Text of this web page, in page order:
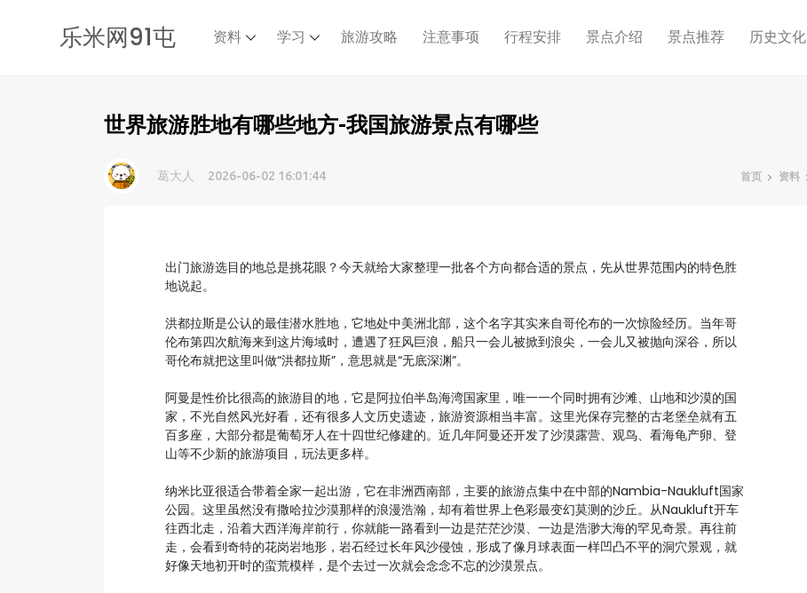
乐米网91屯 资料 学习 旅游攻略 注意事项 行程安排 景点介绍 景点推荐 历史文化
世界旅游胜地有哪些地方-我国旅游景点有哪些
葛大人 2026-06-02 16:01:44 首页 资料
出门旅游选目的地总是挑花眼？今天就给大家整理一批各个方向都合适的景点，先从世界范围内的特色胜
地说起。
洪都拉斯是公认的最佳潜水胜地，它地处中美洲北部，这个名字其实来自哥伦布的一次惊险经历。当年哥
伦布第四次航海来到这片海域时，遭遇了狂风巨浪，船只一会儿被掀到浪尖，一会儿又被抛向深谷，所以
哥伦布就把这里叫做“洪都拉斯”，意思就是“无底深渊”。
阿曼是性价比很高的旅游目的地，它是阿拉伯半岛海湾国家里，唯一一个同时拥有沙滩、山地和沙漠的国
家，不光自然风光好看，还有很多人文历史遗迹，旅游资源相当丰富。这里光保存完整的古老堡垒就有五
百多座，大部分都是葡萄牙人在十四世纪修建的。近几年阿曼还开发了沙漠露营、观鸟、看海龟产卵、登
山等不少新的旅游项目，玩法更多样。
纳米比亚很适合带着全家一起出游，它在非洲西南部，主要的旅游点集中在中部的Nambia-Naukluft国家
公园。这里虽然没有撒哈拉沙漠那样的浪漫浩瀚，却有着世界上色彩最变幻莫测的沙丘。从Naukluft开车
往西北走，沿着大西洋海岸前行，你就能一路看到一边是茫茫沙漠、一边是浩渺大海的罕见奇景。再往前
走，会看到奇特的花岗岩地形，岩石经过长年风沙侵蚀，形成了像月球表面一样凹凸不平的洞穴景观，就
好像天地初开时的蛮荒模样，是个去过一次就会念念不忘的沙漠景点。